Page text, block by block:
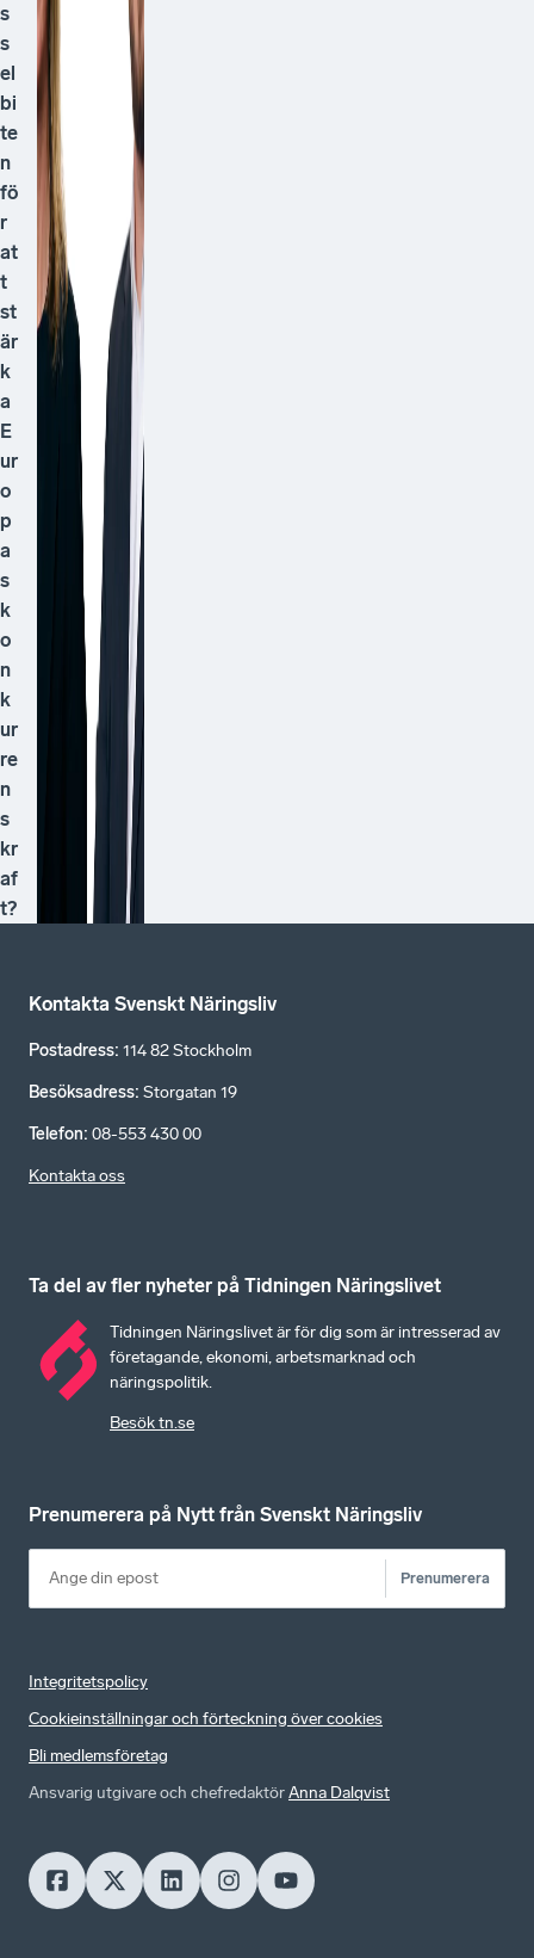
s
s
el
bi
te
n
fö
r
at
t
st
är
k
a
E
ur
o
p
a
s
k
o
n
k
ur
re
n
s
kr
af
t?
Kontakta Svenskt Näringsliv
Postadress: 114 82 Stockholm
Besöksadress: Storgatan 19
Telefon: 08-553 430 00
Kontakta oss
Ta del av fler nyheter på Tidningen Näringslivet
Tidningen Näringslivet är för dig som är intresserad av
företagande, ekonomi, arbetsmarknad och
näringspolitik.
Besök tn.se
Prenumerera på Nytt från Svenskt Näringsliv
Prenumerera
Integritetspolicy
Cookieinställningar och förteckning över cookies
Bli medlemsföretag
Ansvarig utgivare och chefredaktörAnna Dalqvist